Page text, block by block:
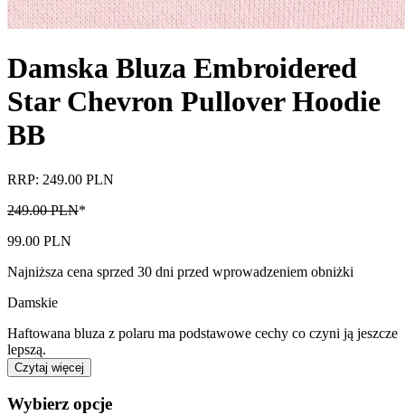
Damska Bluza Embroidered
Star Chevron Pullover Hoodie
BB
RRP: 249.00 PLN
249.00 PLN*
99.00 PLN
Najniższa cena sprzed 30 dni przed wprowadzeniem obniżki
Damskie
Haftowana bluza z polaru ma podstawowe cechy co czyni ją jeszcze
lepszą.
Czytaj więcej
Wybierz opcje